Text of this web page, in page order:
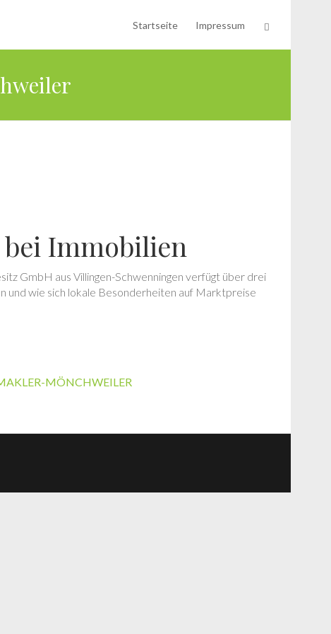
Startseite Impressum
bei Immobilien
GmbH aus Villingen-Schwenningen verfügt über drei
und wie sich lokale Besonderheiten auf Marktpreise
MÖNCHWEILER